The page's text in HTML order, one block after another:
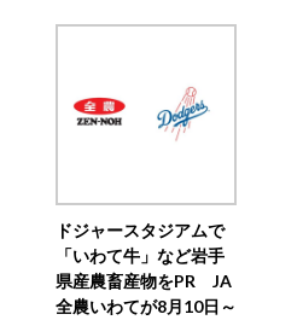
ドジャースタジアムで
「いわて牛」など岩手
県産農畜産物をPR JA
全農いわてが8月10日～